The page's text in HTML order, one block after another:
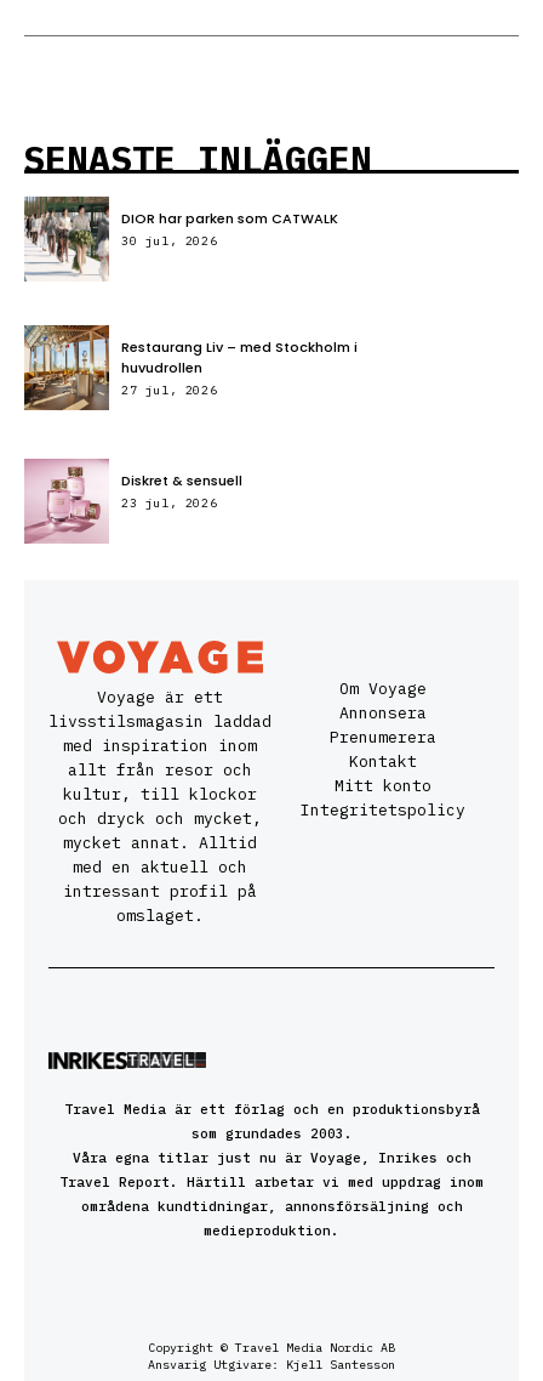
SENASTE INLÄGGEN
DIOR har parken som CATWALK
30 jul, 2026
Restaurang Liv – med Stockholm i
huvudrollen
27 jul, 2026
Diskret & sensuell
23 jul, 2026
Voyage är ett
livsstilsmagasin laddad
med inspiration inom
allt från resor och
kultur, till klockor
och dryck och mycket,
mycket annat. Alltid
med en aktuell och
intressant profil på
omslaget.
Om Voyage
Annonsera
Prenumerera
Kontakt
Mitt konto
Integritetspolicy
Travel Media är ett förlag och en produktionsbyrå
som grundades 2003.
Våra egna titlar just nu är Voyage, Inrikes och
Travel Report. Härtill arbetar vi med uppdrag inom
områdena kundtidningar, annonsförsäljning och
medieproduktion.
Copyright © Travel Media Nordic AB
Ansvarig Utgivare: Kjell Santesson